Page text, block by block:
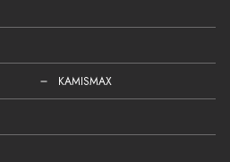
KAMISMAX